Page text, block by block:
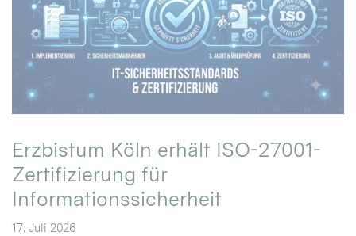
Erzbistum Köln erhält ISO-27001-
Zertifizierung für
Informationssicherheit
17. Juli 2026